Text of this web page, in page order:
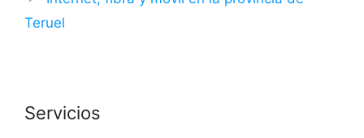
Teruel
Servicios